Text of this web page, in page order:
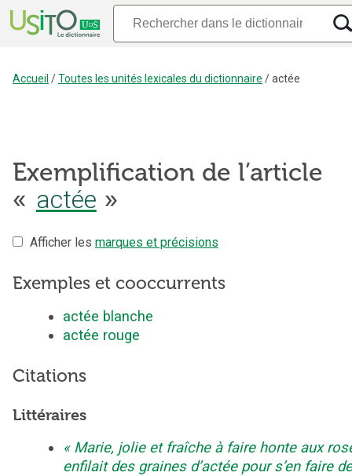
Accueil /Toutes les unités lexicales du dictionnaire /actée
Exemplification de l’article
« actée »
Afficher les marques et précisions
Exemples et cooccurrents
actée blanche
actée rouge
Citations
Littéraires
Marie, jolie et fraîche à faire honte aux
enfilait des graines d’actée pour s’en faire